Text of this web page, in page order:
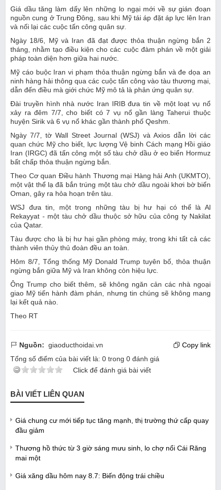
Giá dầu tăng làm dấy lên những lo ngại mới về sự gián đoạn
nguồn cung ở Trung Đông, sau khi Mỹ tái áp đặt áp lực lên Iran
và nối lại các cuộc tấn công quân sự.
Ngày 18/6, Mỹ và Iran đã đạt được thỏa thuận ngừng bắn 2
tháng, nhằm tạo điều kiện cho các cuộc đàm phán về một giải
pháp toàn diện hơn giữa hai nước.
Mỹ cáo buộc Iran vi phạm thỏa thuận ngừng bắn và đe dọa an
ninh hàng hải thông qua các cuộc tấn công vào tàu thương mại,
dẫn đến điều mà giới chức Mỹ mô tả là phản ứng quân sự.
Đài truyền hình nhà nước Iran IRIB đưa tin về một loạt vụ nổ
xảy ra đêm 7/7, cho biết có 7 vụ nổ gần làng Taherui thuộc
huyện Sirik và 6 vụ nổ khác gần thành phố Qeshm.
Ngày 7/7, tờ Wall Street Journal (WSJ) và Axios dẫn lời các
quan chức Mỹ cho biết, lực lượng Vệ binh Cách mạng Hồi giáo
Iran (IRGC) đã tấn công một số tàu chở dầu ở eo biển Hormuz
bất chấp thỏa thuận ngừng bắn.
Theo Cơ quan Điều hành Thương mại Hàng hải Anh (UKMTO),
một vật thể lạ đã bắn trúng một tàu chở dầu ngoài khơi bờ biển
Oman, gây ra hỏa hoạn trên tàu.
WSJ đưa tin, một trong những tàu bị hư hại có thể là Al
Rekayyat - một tàu chở dầu thuộc sở hữu của công ty Nakilat
của Qatar.
Tàu được cho là bị hư hại gần phòng máy, trong khi tất cả các
thành viên thủy thủ đoàn đều an toàn.
Hôm 8/7, Tổng thống Mỹ Donald Trump tuyên bố, thỏa thuận
ngừng bắn giữa Mỹ và Iran không còn hiệu lực.
Ông Trump cho biết thêm, sẽ không ngăn cản các nhà ngoại
giao Mỹ tiến hành đàm phán, nhưng tin chúng sẽ không mang
lại kết quả nào.
Theo RT
Nguồn: giaoducthoidai.vn
Copy link
Tổng số điểm của bài viết là: 0 trong 0 đánh giá
Click để đánh giá bài viết
BÀI VIẾT LIÊN QUAN
Giá chung cư mới tiếp tục tăng mạnh, thị trường thứ cấp quay
đầu giảm
Thương hồ thức từ 3 giờ sáng mưu sinh, lo chợ nổi Cái Răng
mai một
Giá xăng dầu hôm nay 8.7: Biến động trái chiều